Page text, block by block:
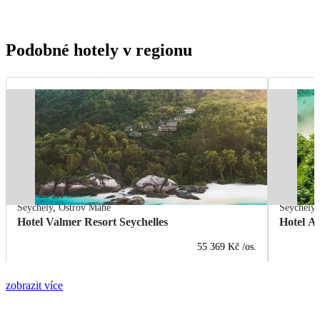
Podobné hotely v regionu
Seychely,Ostrov Mahé
Hotel Valmer Resort Seychelles
55 369 Kč /os.
Seychely
Hotel
zobrazit více